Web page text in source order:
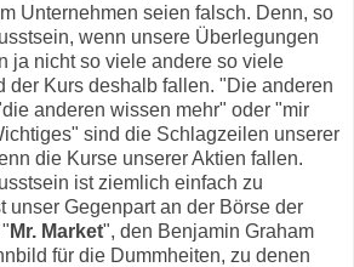
Unternehmen seien falsch. Denn, so
wenn unsere Überlegungen
ja nicht so viele andere so viele
der Kurs deshalb fallen. "Die anderen
anderen wissen mehr" oder "mir
sind die Schlagzeilen unserer
die Kurse unserer Aktien fallen.
ist ziemlich einfach zu
unser Gegenpart an der Börse der
Mr. Market", den Benjamin Graham
für die Dummheiten, zu denen